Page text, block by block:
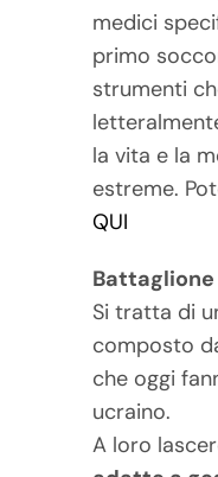
medici
primo
strumenti
la vita e la
estreme.
QUI
Si tratta di
composto
che oggi
ucraino.
A loro